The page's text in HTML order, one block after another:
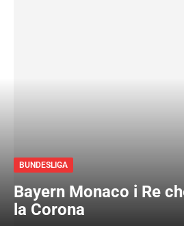
BUNDESLIGA
Bayern Monaco i Re
la Corona